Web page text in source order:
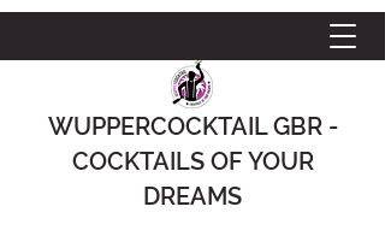
WUPPERCOCKTAIL GBR -
COCKTAILS OF YOUR
DREAMS